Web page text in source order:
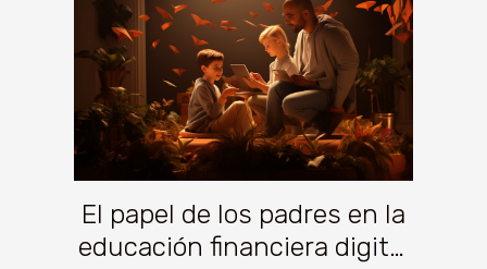
El papel de los padres en la
educación financiera digital